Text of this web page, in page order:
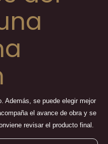
Además, se puede elegir mejor
el avance de obra y se
revisar el producto final.